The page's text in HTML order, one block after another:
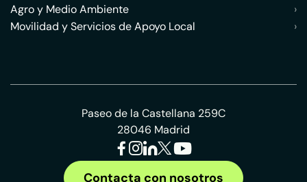
Agro y Medio Ambiente
›
Movilidad y Servicios de Apoyo Local
›
Paseo de la Castellana 259C
28046 Madrid
Contacta con nosotros